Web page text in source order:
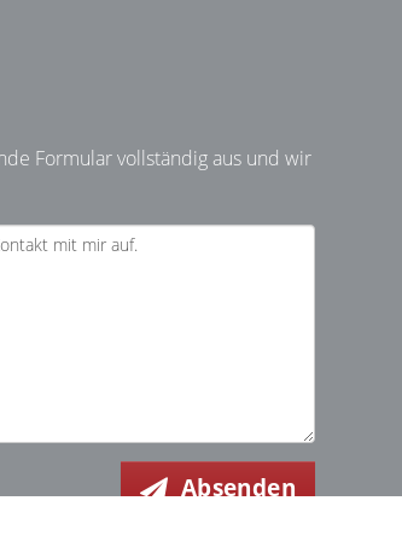
Formular vollständig aus und wir
Absenden